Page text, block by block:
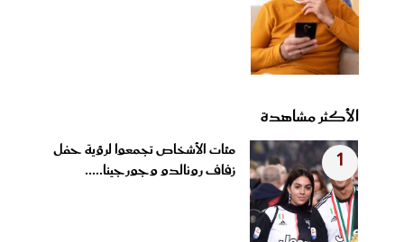
الأكثر مشاهدة
1
مئات الأشخاص تجمعوا لرؤية حفل
زفاف رونالدو وجورجينا.....